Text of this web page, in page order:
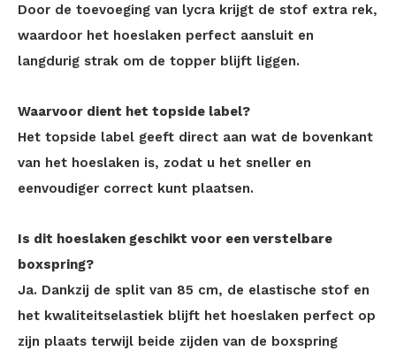
Door de toevoeging van lycra krijgt de stof extra rek,
waardoor het hoeslaken perfect aansluit en
langdurig strak om de topper blijft liggen.
Waarvoor dient het topside label?
Het topside label geeft direct aan wat de bovenkant
van het hoeslaken is, zodat u het sneller en
eenvoudiger correct kunt plaatsen.
Is dit hoeslaken geschikt voor een verstelbare
boxspring?
Ja. Dankzij de split van 85 cm, de elastische stof en
het kwaliteitselastiek blijft het hoeslaken perfect op
zijn plaats terwijl beide zijden van de boxspring